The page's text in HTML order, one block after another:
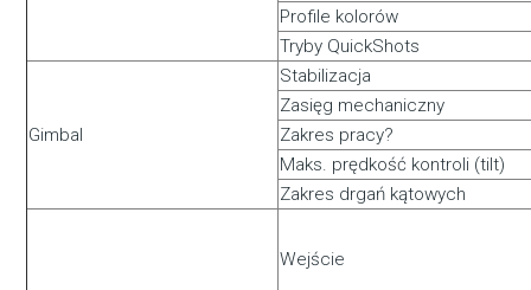
Profile kolorów
Tryby QuickShots
Gimbal
Stabilizacja
Zasięg mechaniczny
Zakres pracy?
Maks. prędkość kontroli (tilt)
Zakres drgań kątowych
Wejście